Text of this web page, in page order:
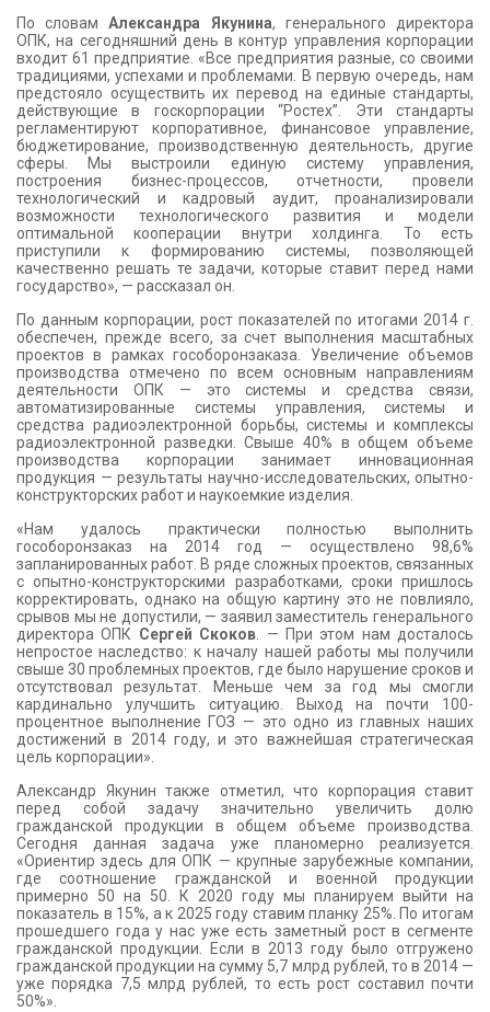
По словамАлександра Якунина, генерального директора
ОПК, на сегодняшний день в контур управления корпорации
входит 61 предприятие. «Все предприятия разные, со своими
традициями, успехами и проблемами. В первую очередь, нам
предстояло осуществить их перевод на единые стандарты,
действующие в госкорпорации “Ростех”. Эти стандарты
регламентируют корпоративное, финансовое управление,
бюджетирование, производственную деятельность, другие
сферы. Мы выстроили единую систему управления,
построения бизнес-процессов, отчетности, провели
технологический и кадровый аудит, проанализировали
возможности технологического развития и модели
оптимальной кооперации внутри холдинга. То есть
приступили к формированию системы, позволяющей
качественно решать те задачи, которые ставит перед нами
государство», — рассказал он.
По данным корпорации, рост показателей по итогами 2014 г.
обеспечен, прежде всего, за счет выполнения масштабных
проектов в рамках гособоронзаказа. Увеличение объемов
производства отмечено по всем основным направлениям
деятельности ОПК — это системы и средства связи,
автоматизированные системы управления, системы и
средства радиоэлектронной борьбы, системы и комплексы
радиоэлектронной разведки. Свыше 40% в общем объеме
производства корпорации занимает инновационная
продукция — результаты научно-исследовательских, опытно-
конструкторских работ и наукоемкие изделия.
«Нам удалось практически полностью выполнить
гособоронзаказ на 2014 год — осуществлено 98,6%
запланированных работ. В ряде сложных проектов, связанных
с опытно-конструкторскими разработками, сроки пришлось
корректировать, однако на общую картину это не повлияло,
срывов мы не допустили, — заявил заместитель генерального
директора ОПК Сергей Скоков. — При этом нам досталось
непростое наследство: к началу нашей работы мы получили
свыше 30 проблемных проектов, где было нарушение сроков и
отсутствовал результат. Меньше чем за год мы смогли
кардинально улучшить ситуацию. Выход на почти 100-
процентное выполнение ГОЗ — это одно из главных наших
достижений в 2014 году, и это важнейшая стратегическая
цель корпорации».
Александр Якунин также отметил, что корпорация ставит
перед собой задачу значительно увеличить долю
гражданской продукции в общем объеме производства.
Сегодня данная задача уже планомерно реализуется.
«Ориентир здесь для ОПК — крупные зарубежные компании,
где соотношение гражданской и военной продукции
примерно 50 на 50. К 2020 году мы планируем выйти на
показатель в 15%, а к 2025 году ставим планку 25%. По итогам
прошедшего года у нас уже есть заметный рост в сегменте
гражданской продукции. Если в 2013 году было отгружено
гражданской продукции на сумму 5,7 млрд рублей, то в 2014 —
уже порядка 7,5 млрд рублей, то есть рост составил почти
50%».